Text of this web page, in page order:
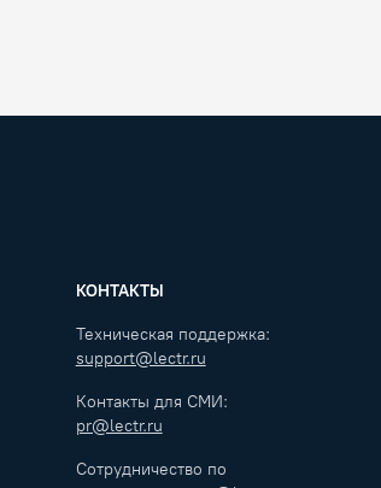
КОНТАКТЫ
Техническая поддержка:
support@lectr.ru
Контакты для СМИ:
pr@lectr.ru
Сотрудничество по